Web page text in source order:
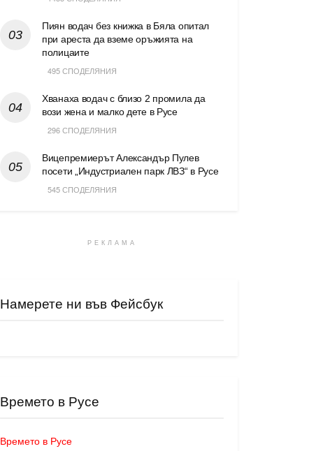
Пиян водач без книжка в Бяла опитал
при ареста да вземе оръжията на
полицаите
495 СПОДЕЛЯНИЯ
Хванаха водач с близо 2 промила да
вози жена и малко дете в Русе
296 СПОДЕЛЯНИЯ
Вицепремиерът Александър Пулев
посети „Индустриален парк ЛВЗ“ в Русе
545 СПОДЕЛЯНИЯ
РЕКЛАМА
Намерете ни във Фейсбук
Времето в Русе
Времето в Русе